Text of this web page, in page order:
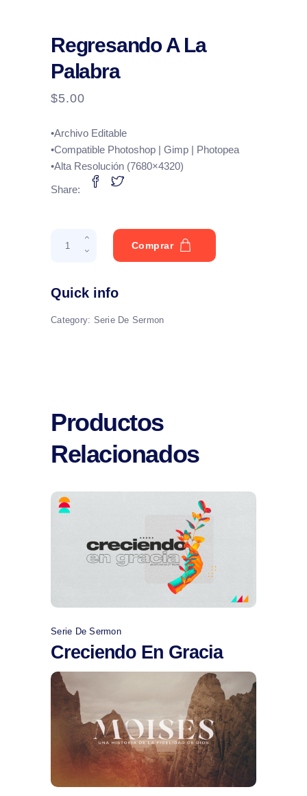
Regresando A La
Palabra
$5.00
•Archivo Editable
•Compatible Photoshop | Gimp | Photopea
•Alta Resolución (7680×4320)
Share:
Regresando
Palabra
quantity
Comprar
Quick info
Category: Serie De Sermon
Productos
Relacionados
Comprar
Serie De Sermon
Creciendo En Gracia
Comprar